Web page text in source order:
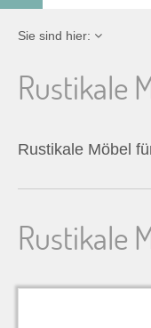
c
n
a
c
Sie sind hier:
Rustikale
Rustikale Möbel
Rustikale